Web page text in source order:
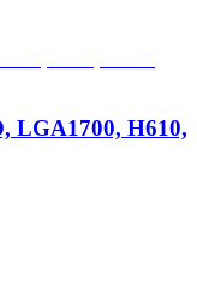
LGA1700, H610,